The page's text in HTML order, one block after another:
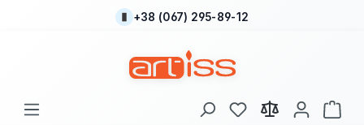
Перейти до основного вмісту
+38 (067) 295-89-12
У вас є 0 у списку